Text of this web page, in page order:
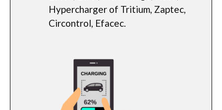
Hypercharger of Tritium, Zaptec,
Circontrol, Efacec.